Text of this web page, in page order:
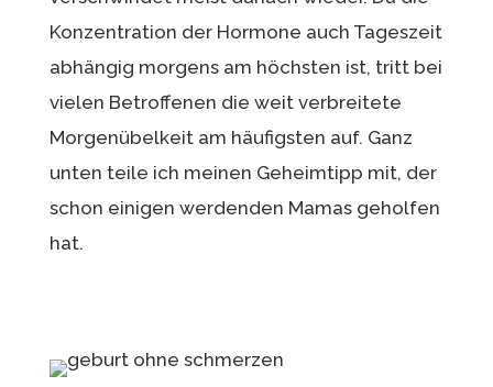
Konzentration der Hormone auch Tageszeit
abhängig morgens am höchsten ist, tritt bei
vielen Betroffenen die weit verbreitete
Morgenübelkeit am häufigsten auf. Ganz
unten teile ich meinen Geheimtipp mit, der
schon einigen werdenden Mamas geholfen
hat.